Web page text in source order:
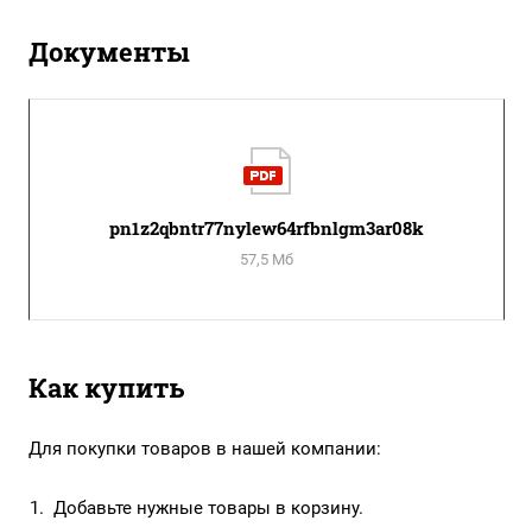
Документы
pn1z2qbntr77nylew64rfbnlgm3ar08k
57,5 Мб
Как купить
Для покупки товаров в нашей компании:
Добавьте нужные товары в корзину.